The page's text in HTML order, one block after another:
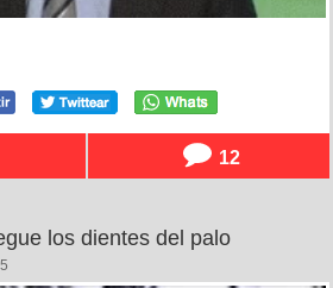
12
los dientes del palo